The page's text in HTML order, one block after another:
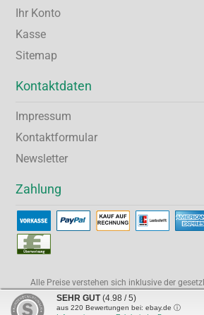
Ihr Konto
Kasse
Sitemap
Kontaktdaten
Impressum
Kontaktformular
Newsletter
Zahlung
Alle Preise verstehen sich inklusive der
soweit nicht anders
Webshop erstellenmit Gambio.de © 2026
SEHR GUT (4.98 / 5)
aus 220 Bewertungen bei: ebay.de ⓘ